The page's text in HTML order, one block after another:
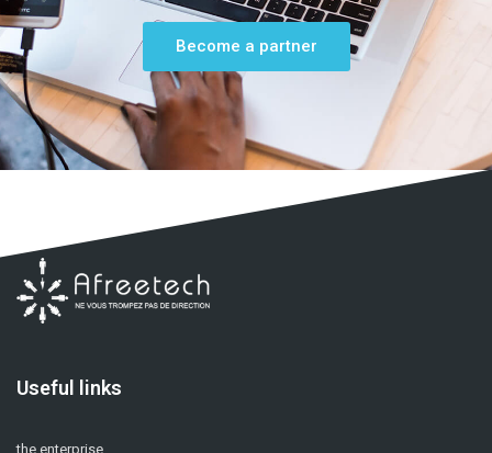
Become a partner
Useful links
the enterprise